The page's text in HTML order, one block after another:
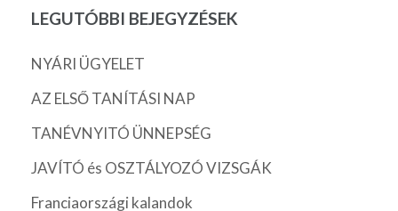
LEGUTÓBBI BEJEGYZÉSEK
NYÁRI ÜGYELET
AZ ELSŐ TANÍTÁSI NAP
TANÉVNYITÓ ÜNNEPSÉG
JAVÍTÓ és OSZTÁLYOZÓ VIZSGÁK
Franciaországi kalandok